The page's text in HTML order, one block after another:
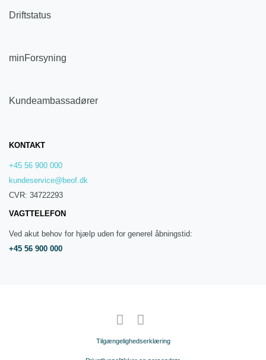
Driftstatus
minForsyning
Kundeambassadører
KONTAKT
+45 56 900 000
kundeservice@beof.dk
CVR: 34722293
VAGTTELEFON
Ved akut behov for hjælp uden for generel åbningstid:
+45 56 900 000
Tilgængelighedserklæring